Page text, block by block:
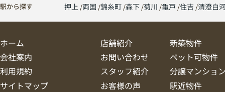
駅から探す 押上 両国 錦糸町 森下 菊川 亀戸 住吉 清澄白
ホーム 店舗紹介
新築物件
会社案内
お問い合わせ
ペット可物件
利用規約
スタッフ紹介
分譲マンショ
サイトマップ
お客様の声
駅近物件